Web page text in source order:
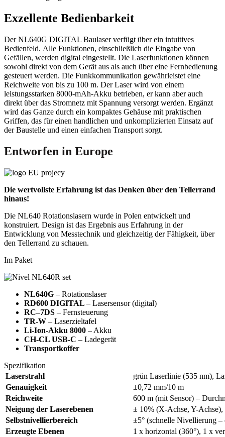
Exzellente Bedienbarkeit
Der NL640G DIGITAL Baulaser verfügt über ein intuitives
Bedienfeld. Alle Funktionen, einschließlich die Eingabe von
Gefällen, werden digital eingestellt. Die Laserfunktionen können
sowohl direkt von dem Gerät aus als auch über eine Fernbedienung
gesteuert werden. Die Funkkommunikation gewährleistet eine
Reichweite von bis zu 100 m. Der Laser wird von einem
leistungsstarken 8000-mAh-Akku betrieben, er kann aber auch
direkt über das Stromnetz mit Spannung versorgt werden. Ergänzt
wird das Ganze durch ein kompaktes Gehäuse mit praktischen
Griffen, das für einen handlichen und unkomplizierten Einsatz auf
der Baustelle und einen einfachen Transport sorgt.
Entworfen in Europe
Die wertvollste Erfahrung ist das Denken über den Tellerrand
hinaus!
Die NL640 Rotationslasern wurde in Polen entwickelt und
konstruiert. Design ist das Ergebnis aus Erfahrung in der
Entwicklung von Messtechnik und gleichzeitig der Fähigkeit, über
den Tellerrand zu schauen.
Im Paket
NL640G – Rotationslaser
RD600 DIGITAL – Lasersensor (digital)
RC–7DS – Fernsteuerung
TR-W – Laserzieltafel
Li-Ion-Akku 8000 – Akku
CH-CL USB-C – Ladegerät
Transportkoffer
Spezifikation
Laserstrahl
grün Laserlinie (535 nm),
Genauigkeit
±0,72 mm/10 m
Reichweite
600 m (mit Sensor) –
Neigung der Laserebenen
± 10% (X-Achse, Y-Achse),
Selbstnivellierbereich
±5° (schnelle Nivellierung –
Erzeugte Ebenen
1 x horizontal (360°), 1 x